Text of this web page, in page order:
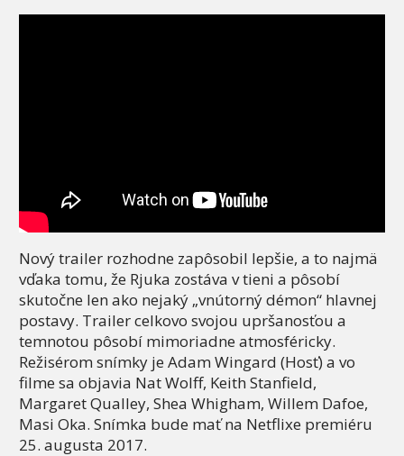
Nový trailer rozhodne zapôsobil lepšie, a to najmä
vďaka tomu, že Rjuka zostáva v tieni a pôsobí
skutočne len ako nejaký „vnútorný démon“ hlavnej
postavy. Trailer celkovo svojou upršanosťou a
temnotou pôsobí mimoriadne atmosféricky.
Režisérom snímky je Adam Wingard (Hosť) a vo
filme sa objavia Nat Wolff, Keith Stanfield,
Margaret Qualley, Shea Whigham, Willem Dafoe,
Masi Oka. Snímka bude mať na Netflixe premiéru
25. augusta 2017.